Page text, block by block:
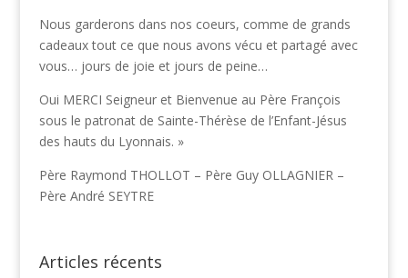
Nous garderons dans nos coeurs, comme de grands
cadeaux tout ce que nous avons vécu et partagé avec
vous… jours de joie et jours de peine…
Oui MERCI Seigneur et Bienvenue au Père François
sous le patronat de Sainte-Thérèse de l’Enfant-Jésus
des hauts du Lyonnais. »
Père Raymond THOLLOT – Père Guy OLLAGNIER –
Père André SEYTRE
Articles récents